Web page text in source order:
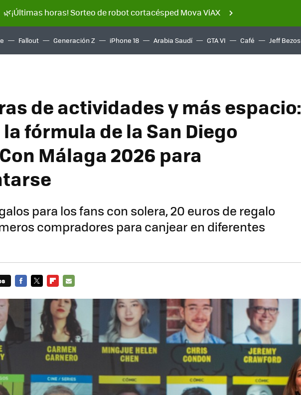
🌿¡Últimas horas! Sorteo de robot cortacésped Mova ViAX
Fallout Generación Z iPhone 18 Arabia Saudí GTA VI Café Jeff Bezos
de actividades y más espacio:
fórmula de la San Diego
Málaga 2026 para
para los fans con solera, 20 euros de regalo
compradores para canjear en diferentes
MAIL